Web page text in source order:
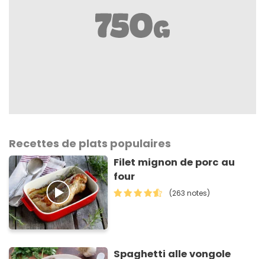
Recettes de plats populaires
Filet mignon de porc au
four
(263 notes)
Spaghetti alle vongole